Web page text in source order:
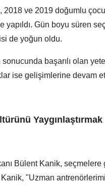
2018 ve 2019 doğumlu
yapıldı. Gün boyu süren
de yoğun oldu.
başarılı olan
ise gelişimlerine devam
Bülent Kanik,
"Uzman